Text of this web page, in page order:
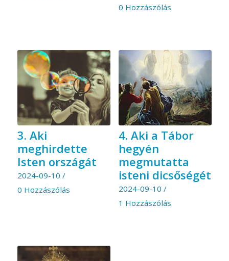
0 Hozzászólás
3. Aki
meghirdette
Isten országát
2024-09-10 /
0 Hozzászólás
4. Aki a Tábor
hegyén
megmutatta
isteni dicsőségét
2024-09-10 /
1 Hozzászólás